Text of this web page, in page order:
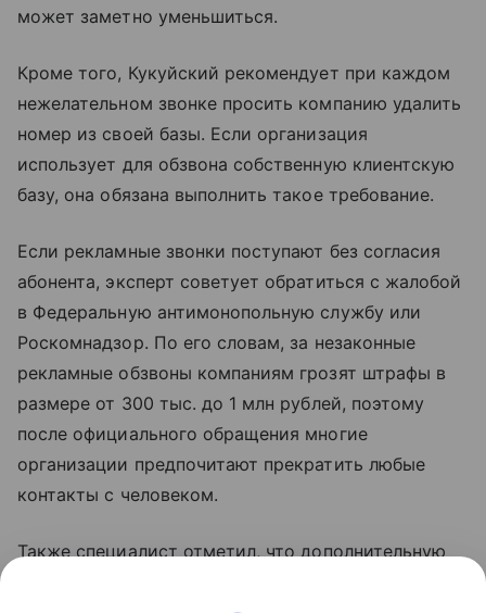
может заметно уменьшиться.
Кроме того, Кукуйский рекомендует при каждом
нежелательном звонке просить компанию удалить
номер из своей базы. Если организация
использует для обзвона собственную клиентскую
базу, она обязана выполнить такое требование.
Если рекламные звонки поступают без согласия
абонента, эксперт советует обратиться с жалобой
в Федеральную антимонопольную службу или
Роскомнадзор. По его словам, за незаконные
рекламные обзвоны компаниям грозят штрафы в
размере от 300 тыс. до 1 млн рублей, поэтому
после официального обращения многие
организации предпочитают прекратить любые
контакты с человеком.
Также специалист отметил, что дополнительную